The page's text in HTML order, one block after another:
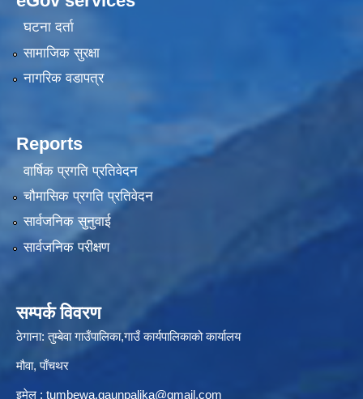
घटना दर्ता
सामाजिक सुरक्षा
नागरिक वडापत्र
Reports
वार्षिक प्रगति प्रतिवेदन
चौमासिक प्रगति प्रतिवेदन
सार्वजनिक सुनुवाई
सार्वजनिक परीक्षण
सम्पर्क विवरण
ठेगाना: तुम्बेवा गाउँपालिका,गाउँ कार्यपालिकाको कार्यालय
मौवा, पाँचथर
इमेल : tumbewa.gaunpalika@gmail.com